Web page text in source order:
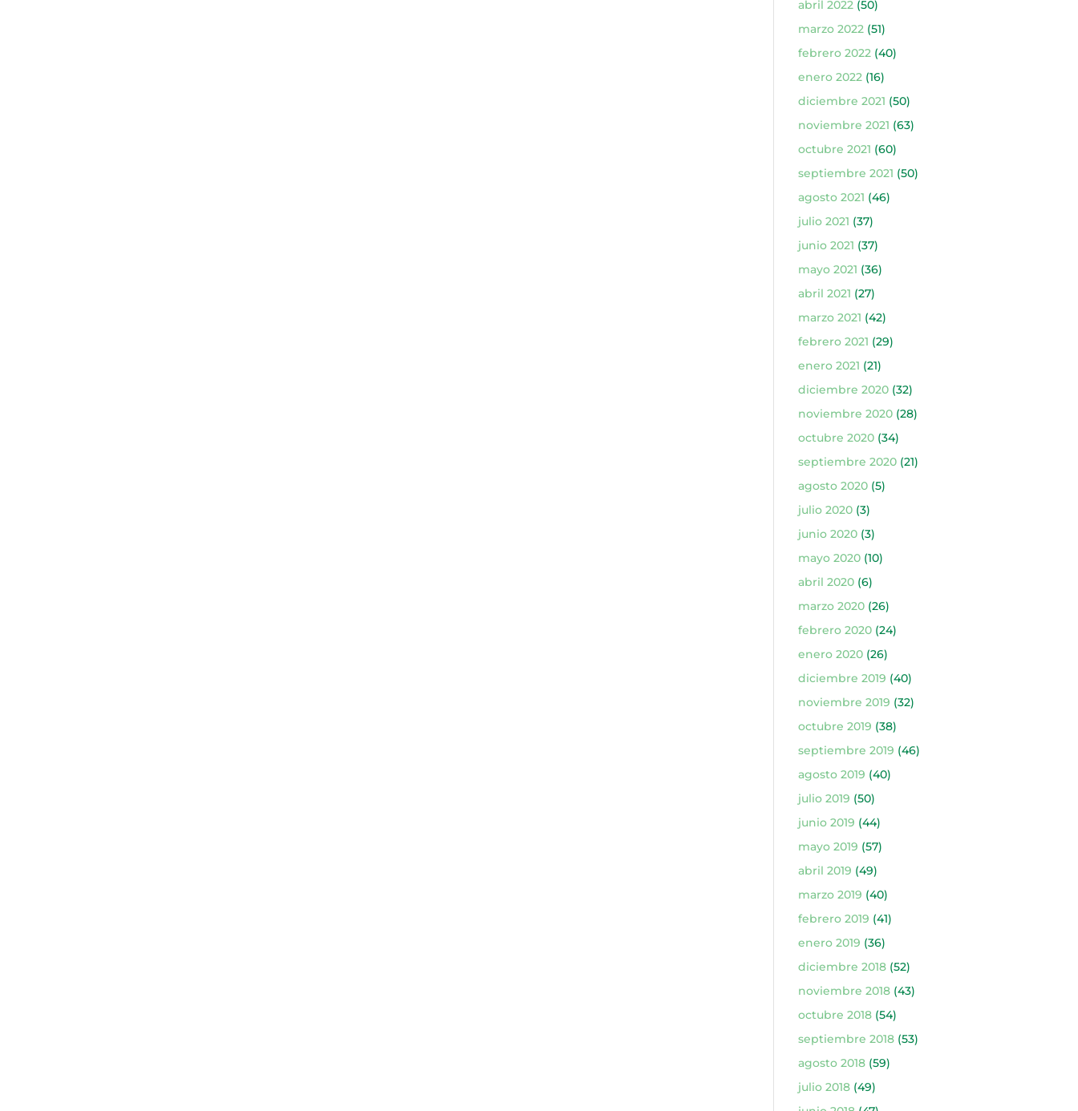
abril 2022(50)
marzo 2022(51)
febrero 2022(40)
enero 2022(16)
diciembre 2021 (50)
noviembre 2021 (63)
octubre 2021 (60)
septiembre 2021 (50)
agosto 2021 (46)
julio 2021 (37)
junio 2021 (37)
mayo 2021 (36)
abril 2021 (27)
marzo 2021 (42)
febrero 2021 (29)
enero 2021 (21)
diciembre 2020(32)
noviembre 2020(28)
octubre 2020(34)
septiembre 2020(21)
agosto 2020(5)
julio 2020(3)
junio 2020(3)
mayo 2020(10)
abril 2020(6)
marzo 2020(26)
febrero 2020(24)
enero 2020(26)
diciembre 2019 (40)
noviembre 2019 (32)
octubre 2019 (38)
septiembre 2019 (46)
agosto 2019 (40)
julio 2019 (50)
junio 2019 (44)
mayo 2019 (57)
abril 2019 (49)
marzo 2019 (40)
febrero 2019 (41)
enero 2019 (36)
diciembre 2018(52)
noviembre 2018(43)
octubre 2018(54)
septiembre 2018(53)
agosto 2018(59)
julio 2018(49)